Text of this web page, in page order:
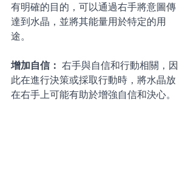
有明確的目的，可以通過右手將意圖傳
達到水晶，並將其能量用於特定的用
途。
增加自信： 右手與自信和行動相關，因
此在進行決策或採取行動時，將水晶放
在右手上可能有助於增強自信和決心。